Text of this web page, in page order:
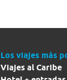
Los viajes más
Viajes al Caribe